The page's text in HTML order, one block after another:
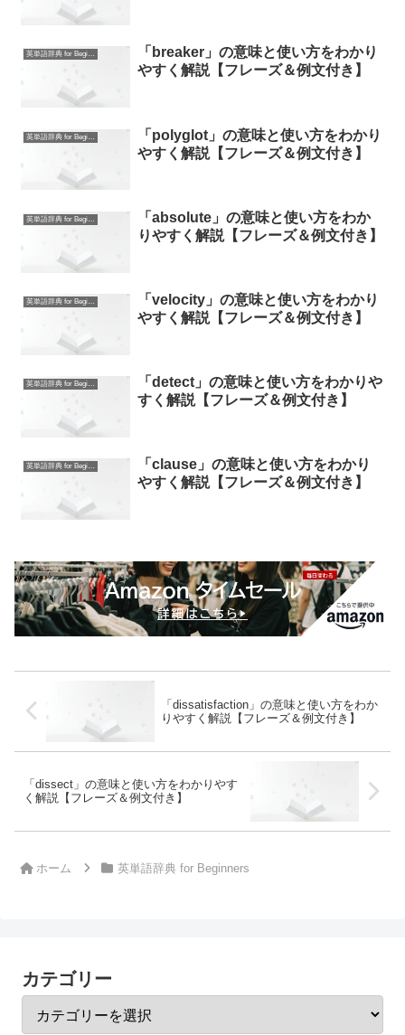
英単語辞典 for Beginners
「breaker」の意味と使い方をわかり
やすく解説【フレーズ＆例文付き】
英単語辞典 for Beginners
「polyglot」の意味と使い方をわかり
やすく解説【フレーズ＆例文付き】
英単語辞典 for Beginners
「absolute」の意味と使い方をわか
りやすく解説【フレーズ＆例文付き】
英単語辞典 for Beginners
「velocity」の意味と使い方をわかり
やすく解説【フレーズ＆例文付き】
英単語辞典 for Beginners
「detect」の意味と使い方をわかりや
すく解説【フレーズ＆例文付き】
英単語辞典 for Beginners
「clause」の意味と使い方をわかり
やすく解説【フレーズ＆例文付き】
「dissatisfaction」の意味と使い方をわか
りやすく解説【フレーズ＆例文付き】
「dissect」の意味と使い方をわかりやす
く解説【フレーズ＆例文付き】
ホーム 英単語辞典 for Beginners
カテゴリー